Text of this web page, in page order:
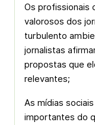
Os profissionais
valorosos dos
turbulento
jornalistas
propostas que
relevantes;
As mídias
importantes do